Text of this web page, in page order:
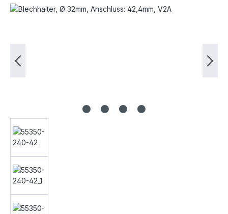
Bildergalerie überspringen